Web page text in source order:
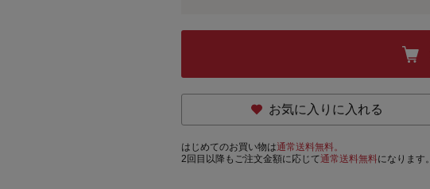
お気に入りに入れる
はじめてのお買い物は通常送料無料。
2回目以降もご注文金額に応じて通常送料無料になります